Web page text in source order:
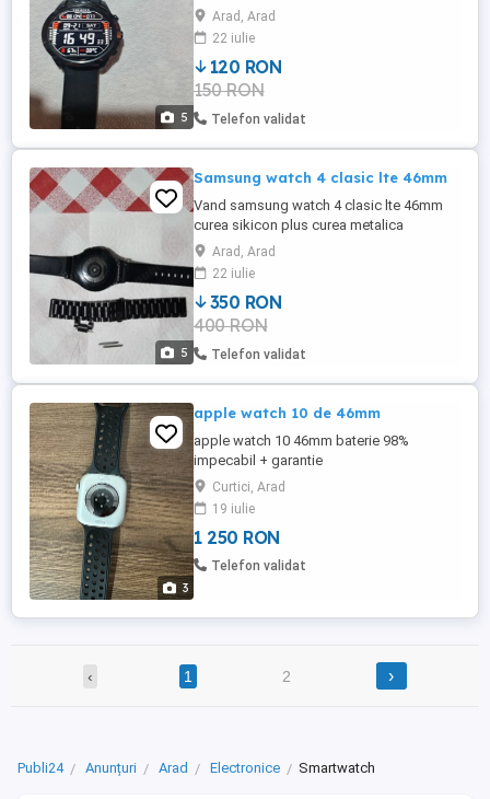
5
5mp cablu de incarcare se poate pune in
el cartela sim dar din pacate blocatorul ce
tine cartela are suportul rupt dar se poate
conecta la telefon prin bluetouth are toate
functiile unui telefon cu android.Mai are
folia pe disply.Poze ...
Arad, Arad
22 iulie
120 RON
150 RON
Telefon validat
5
Samsung watch 4 clasic lte 46mm
Vand samsung watch 4 clasic lte 46mm
curea sikicon plus curea metalica
incarcator original.Stare perfecta de
functionare.Are o mica zgaraetura pe
display nimic serios.Poze reale.Negociabil
doar in Arad cu proba.
Arad, Arad
22 iulie
350 RON
400 RON
Telefon validat
3
apple watch 10 de 46mm
apple watch 10 46mm baterie 98%
impecabil + garantie
Curtici, Arad
19 iulie
1 250 RON
Telefon validat
‹ 1 2 ›
Publi24 Anunțuri Arad Electronice Smartwatch